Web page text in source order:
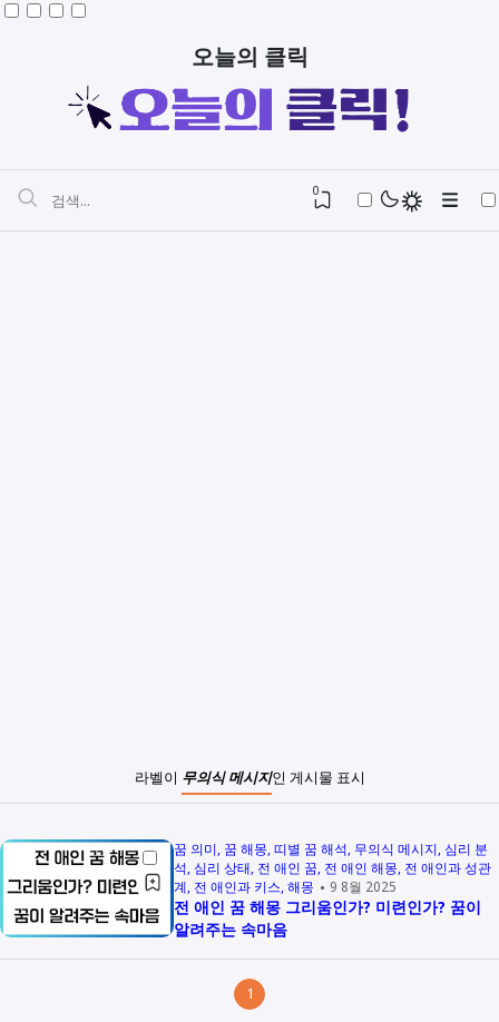
오늘의 클릭
0
라벨이 무의식 메시지인 게시물 표시
꿈 의미 꿈 해몽 띠별 꿈 해석 무의식 메시지 심리 분
석 심리 상태 전 애인 꿈 전 애인 해몽 전 애인과 성관
계 전 애인과 키스 해몽 9 8월 2025
전 애인 꿈 해몽 그리움인가? 미련인가? 꿈이
알려주는 속마음
1